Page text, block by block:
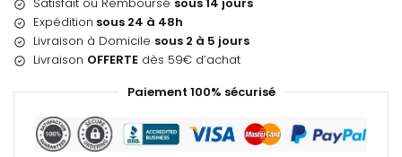
Expédition sous 24 à 48h
Livraison à Domicile sous 2 à 5 jours
Livraison OFFERTE dès 59€ d’achat
Paiement 100% sécurisé